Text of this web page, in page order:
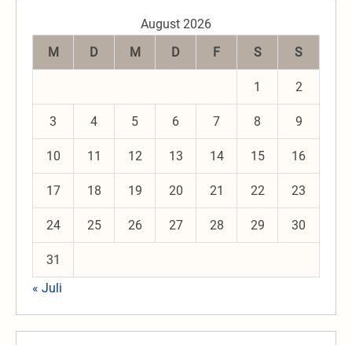
August 2026
M
D M D F S S
1 2
3 4 5 6 7 8 9
10 11 12 13 14 15 16
17 18 19 20 21 22 23
24 25 26 27 28 29 30
31
« Juli